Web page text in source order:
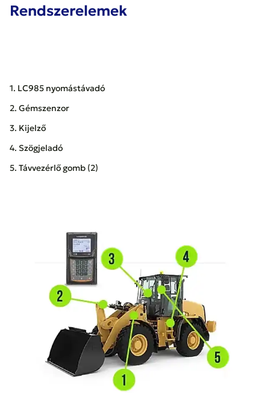
Rendszerelemek
1. LC985 nyomástávadó
2. Gémszenzor
3. Kijelző
4. Szögjeladó
5. Távvezérlő gomb (2)